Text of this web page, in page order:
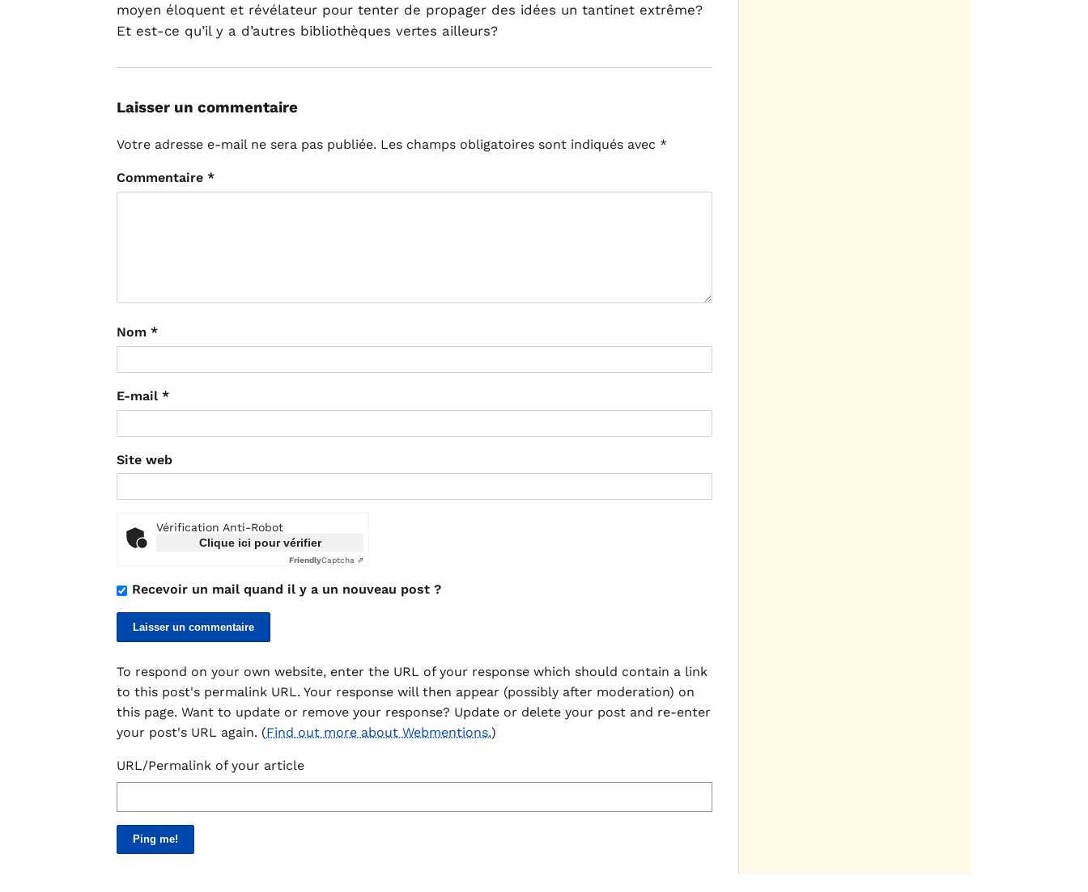
moyen éloquent et révélateur pour tenter de propager des idées un tantinet extrême?
Et est-ce qu’il y a d’autres bibliothèques vertes ailleurs?
Laisser un commentaire
Votre adresse e-mail ne sera pas publiée. Les champs obligatoires sont indiqués avec *
Commentaire *
Nom *
E-mail *
Site web
Vérification Anti-Robot
Clique ici pour vérifier
FriendlyCaptcha ⇗
Recevoir un mail quand il y a un nouveau post ?
To respond on your own website, enter the URL of your response which should contain a link
to this post's permalink URL. Your response will then appear (possibly after moderation) on
this page. Want to update or remove your response? Update or delete your post and re-enter
your post's URL again. (Find out more about Webmentions.)
URL/Permalink of your article